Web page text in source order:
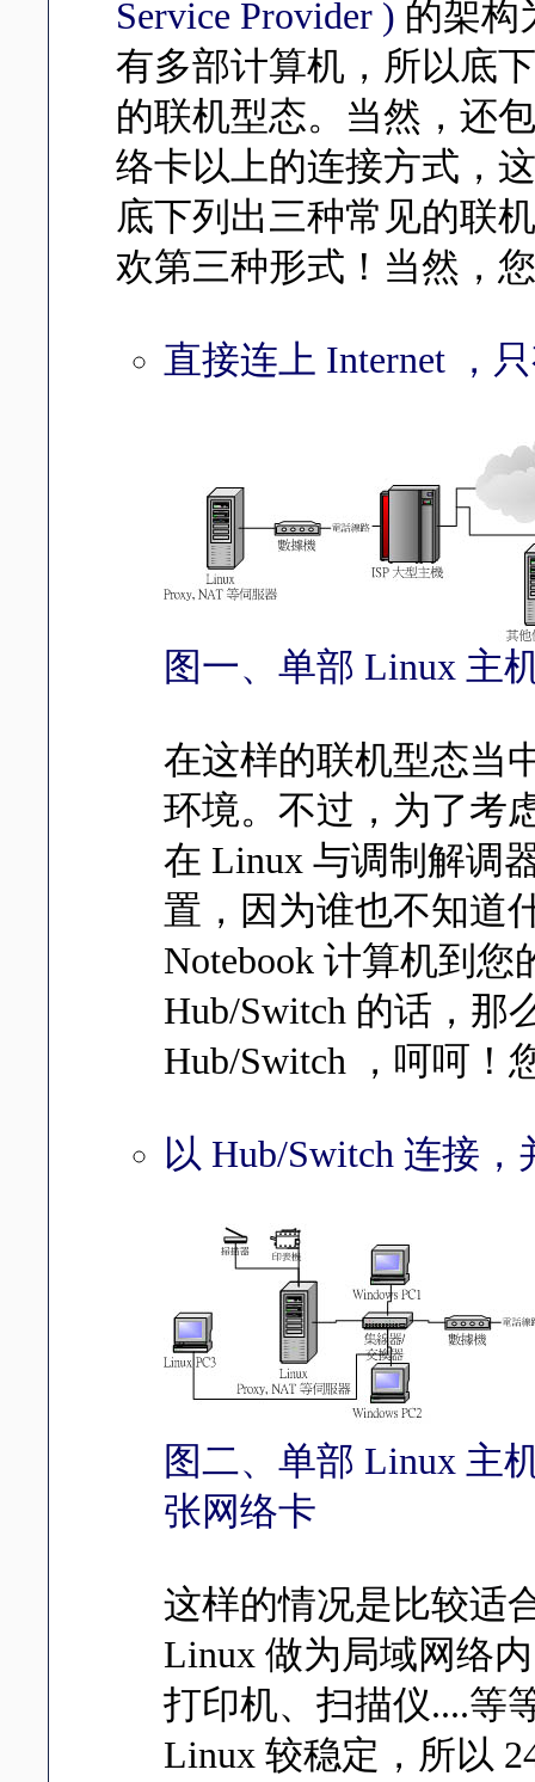
Service Provider ) 的架构
有多部计算机，所以底
的联机型态。当然，还
络卡以上的连接方式，
底下列出三种常见的联
欢第三种形式！当然，
直接连上 Internet ，
图一、单部 Linux 主
在这样的联机型态当
环境。不过，为了考
在 Linux 与调制解调
置，因为谁也不知道
Notebook 计算机到
Hub/Switch 的话，那
Hub/Switch ，呵呵！
以 Hub/Switch 连接
图二、单部 Linux 主
张网络卡
这样的情况是比较适
Linux 做为局域网络
打印机、扫描仪....等
Linux 较稳定，所以